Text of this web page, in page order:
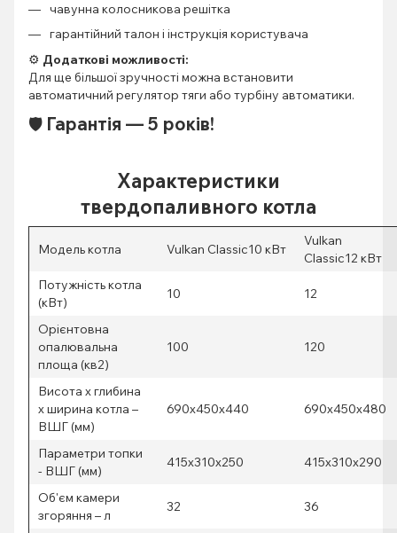
чавунна колосникова решітка
гарантійний талон і інструкція користувача
⚙️ Додаткові можливості:
Для ще більшої зручності можна встановити
автоматичний регулятор тяги або турбіну автоматики.
🛡️ Гарантія — 5 років!
Характеристики
твердопаливного котла
Модель котла Vulkan Classic10 кВт
Vulkan
Classic12 кВт
Потужність котла
(кВт)
10 12
Орієнтовна
опалювальна
площа (кв2)
100 120
Висота х глибина
х ширина котла –
ВШГ (мм)
690х450х440 690х450х480
Параметри топки
- ВШГ (мм)
415х310х250 415х310х290
Об'єм камери
згоряння – л
32 36